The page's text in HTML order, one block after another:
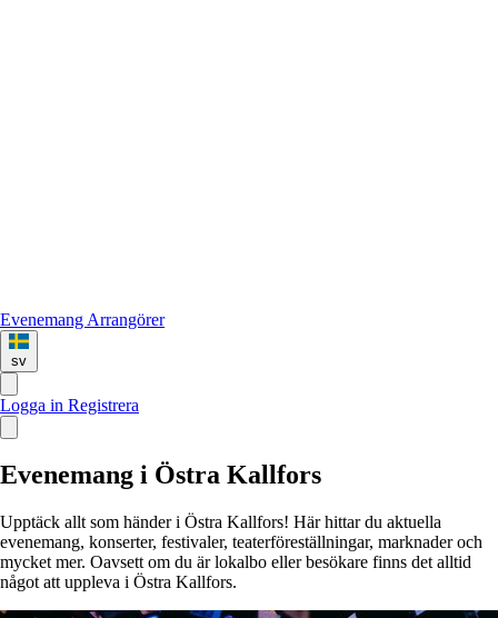
Evenemang Arrangörer
sv
Logga in Registrera
Evenemang i Östra Kallfors
Upptäck allt som händer i Östra Kallfors! Här hittar du aktuella
evenemang, konserter, festivaler, teaterföreställningar, marknader och
mycket mer. Oavsett om du är lokalbo eller besökare finns det alltid
något att uppleva i Östra Kallfors.